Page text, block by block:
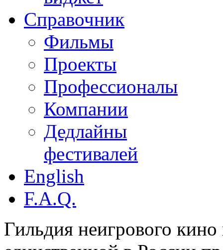
Справочник
Фильмы
Проекты
Профессионалы
Компании
Дедлайны
фестивалей
English
F.A.Q.
Гильдия неигрового кино